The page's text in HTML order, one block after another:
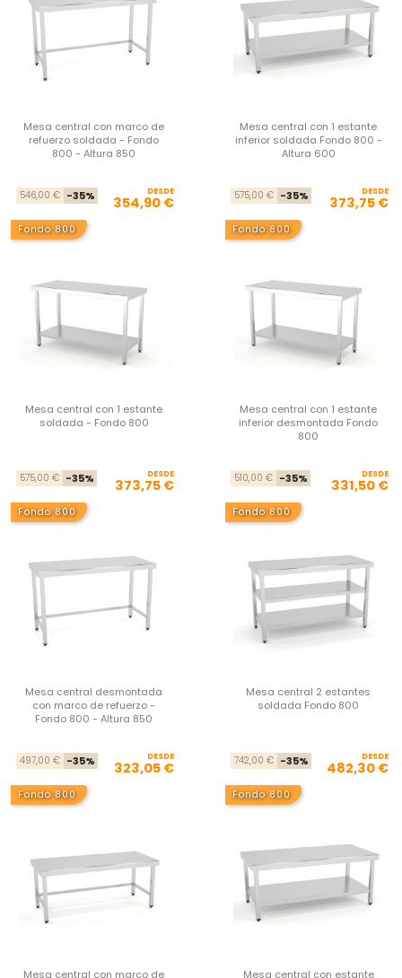
Mesa central con marco de
refuerzo soldada - Fondo
800 - Altura 850
Precio base
546,00 € -35% Precio
DESDE
354,90 €
Mesa central con 1 estante
inferior soldada Fondo 800 -
Altura 600
575,00 € -35% DESDE
373,75 €
Fondo 800
Mesa central con 1 estante
soldada - Fondo 800
Precio base
575,00 € -35% Precio
DESDE
373,75 €
Fondo 800
Mesa central con 1 estante
inferior desmontada Fondo
800
510,00 € -35% DESDE
331,50 €
Fondo 800
Mesa central desmontada
con marco de refuerzo -
Fondo 800 - Altura 850
Precio base
497,00 € -35% Precio
DESDE
323,05 €
Fondo 800
Mesa central 2 estantes
soldada Fondo 800
742,00 € -35% DESDE
482,30 €
Fondo 800
Mesa central con marco de
Fondo 800
Mesa central con estante